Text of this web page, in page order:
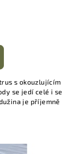
s okouzlujícím
se jedí celé i se
je příjemně